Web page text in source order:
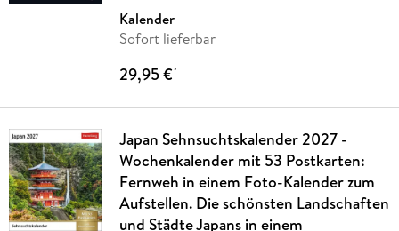
Kalender
Sofort lieferbar
29,95 €*
Japan Sehnsuchtskalender 2027 -
Wochenkalender mit 53 Postkarten:
Fernweh in einem Foto-Kalender zum
Aufstellen. Die schönsten Landschaften
und Städte Japans in einem